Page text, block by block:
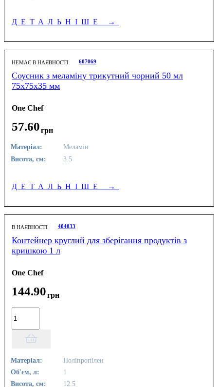
ДЕТАЛЬНІШЕ →
НЕМАЄ В НАЯВНОСТІ 607069
Соусник з меламіну трикутний чорний 50 мл
75х75х35 мм
One Chef
57.60грн
Матеріал:
Меламін
Висота, см:
3.5
ДЕТАЛЬНІШЕ →
В НАЯВНОСТІ 404033
Контейнер круглий для зберігання продуктів з
кришкою 1 л
One Chef
144.90грн
Матеріал:
Поліпропілен
Об'єм, л:
1
Висота, см:
12.5